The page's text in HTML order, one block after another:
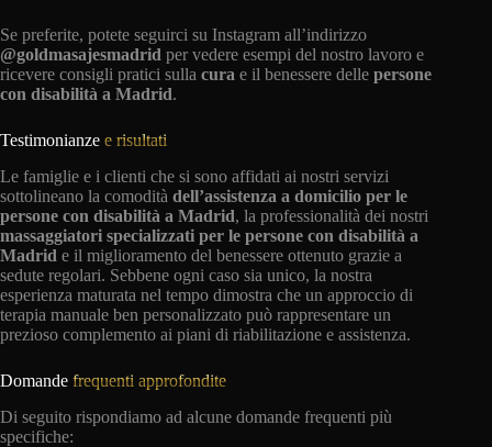
Se preferite, potete seguirci su Instagram all’indirizzo
@goldmasajesmadrid per vedere esempi del nostro lavoro e
ricevere consigli pratici sulla cura e il benessere delle persone
con disabilità a Madrid.
Testimonianze e risultati
Le famiglie e i clienti che si sono affidati ai nostri servizi
sottolineano la comodità dell’assistenza a domicilio per le
persone con disabilità a Madrid, la professionalità dei nostri
massaggiatori specializzati per le persone con disabilità a
Madrid e il miglioramento del benessere ottenuto grazie a
sedute regolari. Sebbene ogni caso sia unico, la nostra
esperienza maturata nel tempo dimostra che un approccio di
terapia manuale ben personalizzato può rappresentare un
prezioso complemento ai piani di riabilitazione e assistenza.
Domande frequenti approfondite
Di seguito rispondiamo ad alcune domande frequenti più
specifiche: